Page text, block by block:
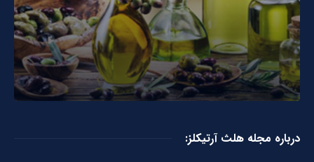
درباره مجله هلث آرتیکلز: